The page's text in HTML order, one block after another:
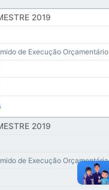
2019
de Execução Orçamentário
2019
de Execução Orçamentária